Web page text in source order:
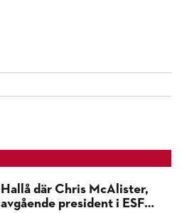
Hallå där Chris McAlister,
avgående president i ESF…